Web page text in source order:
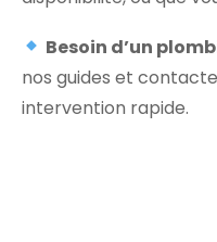
Besoin d’un
nos guides et
intervention rapide.